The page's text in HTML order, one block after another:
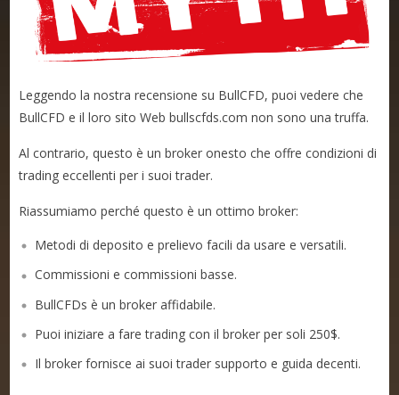
Leggendo la nostra recensione su BullCFD, puoi vedere che
BullCFD e il loro sito Web bullscfds.com non sono una truffa.
Al contrario, questo è un broker onesto che offre condizioni di
trading eccellenti per i suoi trader.
Riassumiamo perché questo è un ottimo broker:
Metodi di deposito e prelievo facili da usare e versatili.
Commissioni e commissioni basse.
BullCFDs è un broker affidabile.
Puoi iniziare a fare trading con il broker per soli 250$.
Il broker fornisce ai suoi trader supporto e guida decenti.